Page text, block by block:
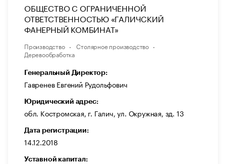
ОБЩЕСТВО С ОГРАНИЧЕННОЙ
ОТВЕТСТВЕННОСТЬЮ «ГАЛИЧСКИЙ
ФАНЕРНЫЙ КОМБИНАТ»
Производство
Столярное производство
Деревообработка
Генеральный Директор:
Гавренев Евгений Рудольфович
Юридический адрес:
обл. Костромская, г. Галич, ул. Окружная, зд. 13
Дата регистрации:
14.12.2018
Уставной капитал: